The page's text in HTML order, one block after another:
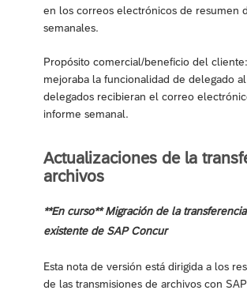
en los correos electrónicos de resumen
semanales.
Propósito comercial/beneficio del
mejoraba la funcionalidad de delegado
delegados recibieran el correo
informe semanal.
Actualizaciones de la
archivos
**En curso** Migración de la
existente de SAP Concur
Esta nota de versión está dirigida a los
de las transmisiones de archivos con